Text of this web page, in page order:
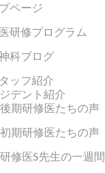
ページ
研修プログラム
科ブログ
ッフ紹介
デント紹介
後期研修医たちの声
初期研修医たちの声
研修医S先生の一週間